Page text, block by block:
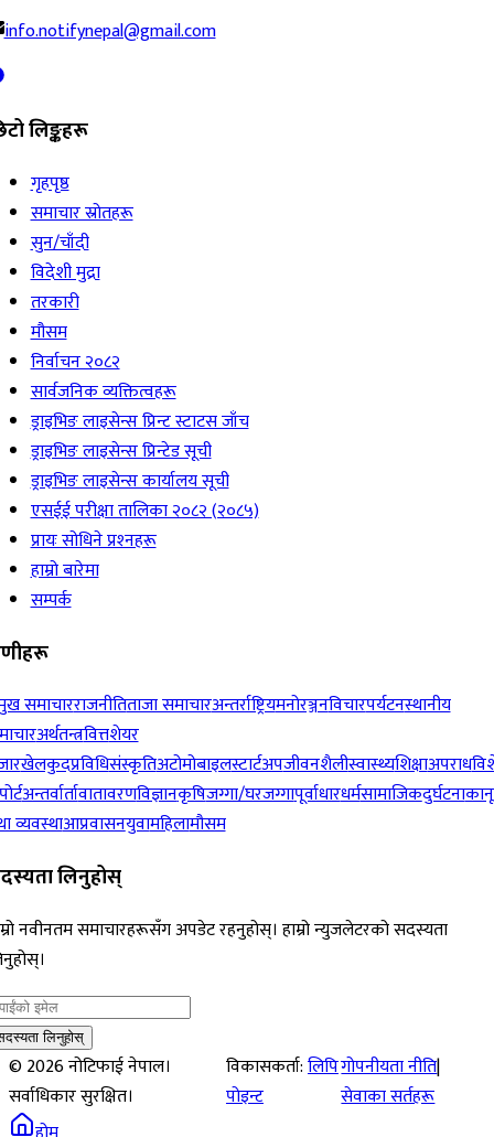
info.notifynepal@gmail.com
लिङ्कहरू
गृहपृष्ठ
समाचार स्रोतहरू
सुन/चाँदी
विदेशी मुद्रा
तरकारी
मौसम
निर्वाचन २०८२
सार्वजनिक व्यक्तित्वहरू
ड्राइभिङ लाइसेन्स प्रिन्ट स्टाटस जाँच
ड्राइभिङ लाइसेन्स प्रिन्टेड सूची
ड्राइभिङ लाइसेन्स कार्यालय सूची
एसईई परीक्षा तालिका २०८२ (२०८५)
प्रायः सोधिने प्रश्‍नहरू
हाम्रो बारेमा
सम्पर्क
समाचारराजनीतिताजा समाचारअन्तर्राष्ट्रियमनोरञ्जनविचारपर्यटनस्थानीय
अर्थतन्त्रवित्तशेयर
खेलकुदप्रविधिसंस्कृतिअटोमोबाइलस्टार्टअपजीवनशैलीस्वास्थ्यशिक्षाअपराध
अन्तर्वार्तावातावरणविज्ञानकृषिजग्गा/घरजग्गापूर्वाधारधर्मसामाजिकदुर्घटना
व्यवस्थाआप्रवासनयुवामहिलामौसम
लिनुहोस्
नवीनतम समाचारहरूसँग अपडेट रहनुहोस्। हाम्रो न्युजलेटरको सदस्यता
लिनुहोस्
©2026नोटिफाई नेपाल।
सर्वाधिकार सुरक्षित।
विकासकर्ता:लिपि
पोइन्ट
गोपनीयता नीति|
सेवाका सर्तहरू